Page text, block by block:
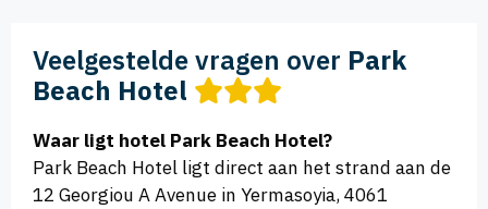
Veelgestelde vragen over Park
Beach Hotel
Waar ligt hotel Park Beach Hotel?
Park Beach Hotel ligt direct aan het strand aan de
12 Georgiou A Avenue in Yermasoyia, 4061